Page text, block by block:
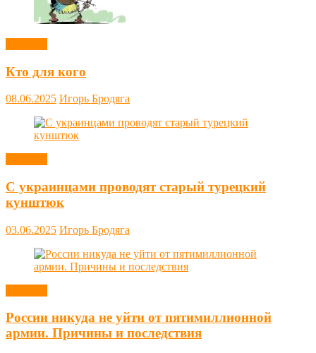
Кто для кого
08.06.2025 Игорь Бродяга
С украинцами проводят старый турецкий
кунштюк
03.06.2025 Игорь Бродяга
России никуда не уйти от пятимиллионной
армии. Причины и последствия